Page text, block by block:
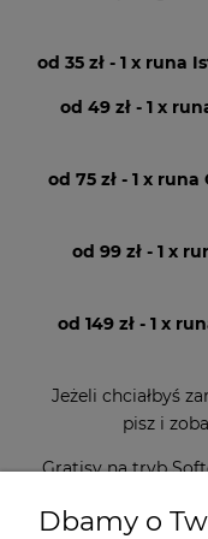
od 35 zł - 1 x runa
od 49 zł - 1 x
od 75 zł - 1 x
od 99 zł - 1 x
od 149 zł - 1 x
Jeżeli chciałbyś
pisz i
Gratisy na tryb
Dbamy o